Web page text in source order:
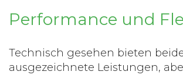
Performance und
Technisch gesehen bieten
ausgezeichnete Leistungen,